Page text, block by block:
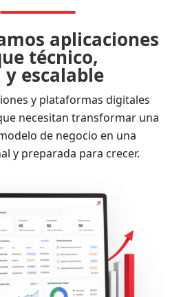
aplicaciones
técnico,
escalable
y plataformas digitales
necesitan transformar una
de negocio en una
y preparada para crecer.